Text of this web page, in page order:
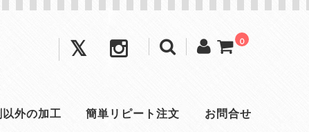
0
以外の加工 簡単リピート注文 お問合せ